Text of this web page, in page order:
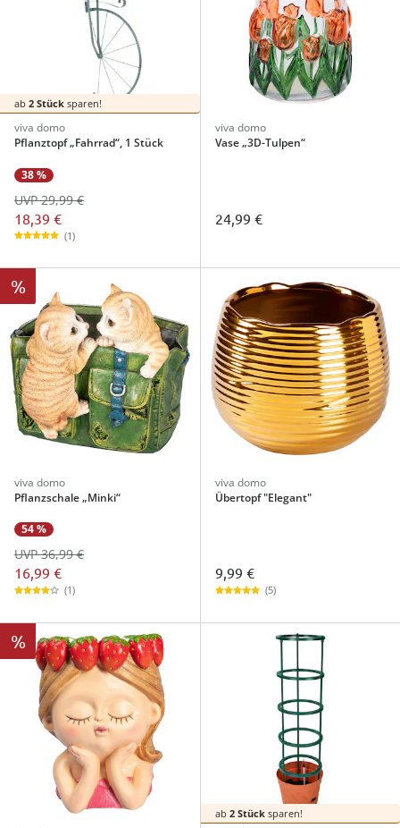
ab 2 Stück sparen!
viva domo
Pflanztopf „Fahrrad“, 1 Stück
38 %
18,39 €
UVP 29,99 €
(1)
viva domo
Vase „3D-Tulpen“
24,99 €
%
viva domo
Pflanzschale „Minki“
54 %
16,99 €
UVP 36,99 €
(1)
viva domo
Übertopf "Elegant"
9,99 €
(5)
%
ab 2 Stücksparen!